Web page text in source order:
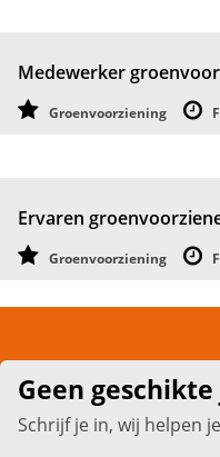
Medewerker
Groenvoorziening
Ervaren
Groenvoorziening
Geen
Schrijf je in, wij helpen